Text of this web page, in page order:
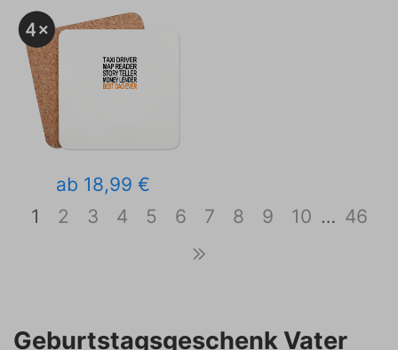
ab 18,99 €
1
2 3 4 5 6 7 8 9 10 … 46
Geburtstagsgeschenk Vater